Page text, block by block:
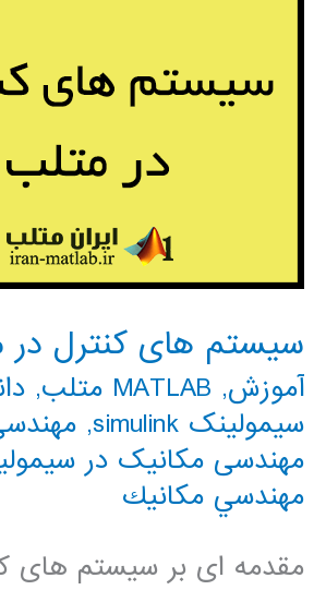
سیستم های کنترل در
آموزش, MATLAB متلب ,
سیمولینک simulink
,
مهندسی مکانیک در
مهندسي مكانيك
مقدمه ای بر سیستم های